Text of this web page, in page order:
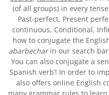
(of all groups) in every
Past-perfect, Present
continuous, Conditional,
how to conjugate the
abarbecharin our search
You can also conjugate a
Spanish verb’! In order to
also offers online English